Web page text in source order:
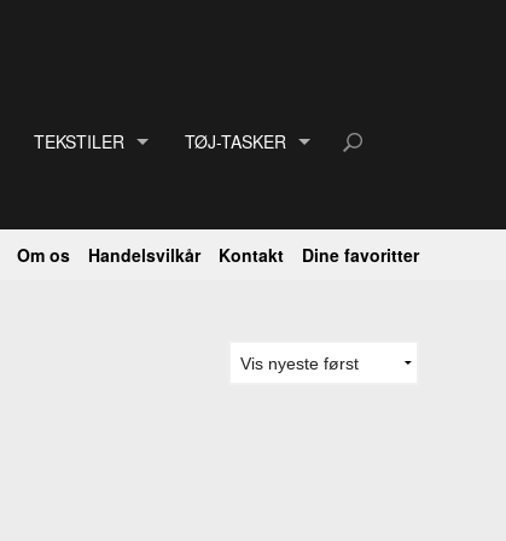
TEKSTILER
BLONDER
BÅND
TØJ-TASKER
HVIDT TØJ
RETRO + VINTAGE TØJ.
Om os Handelsvilkår Kontakt Dine favoritter